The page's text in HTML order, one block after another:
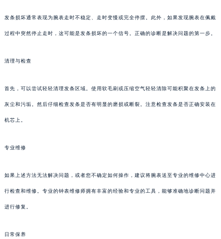
发条损坏通常表现为腕表走时不稳定、走时变慢或完全停摆。此外，如果发现腕表在佩戴
过程中突然停止走时，这可能是发条损坏的一个信号。正确的诊断是解决问题的第一步。
清理与检查
首先，可以尝试轻轻清理发条区域。使用软毛刷或压缩空气轻轻清除可能积聚在发条上的
灰尘和污垢。然后仔细检查发条是否有明显的磨损或断裂。注意检查发条是否正确安装在
机芯上。
专业维修
如果上述方法无法解决问题，或者您不确定如何操作，建议将腕表送至专业的维修中心进
行检查和维修。专业的钟表维修师拥有丰富的经验和专业的工具，能够准确地诊断问题并
进行修复。
日常保养